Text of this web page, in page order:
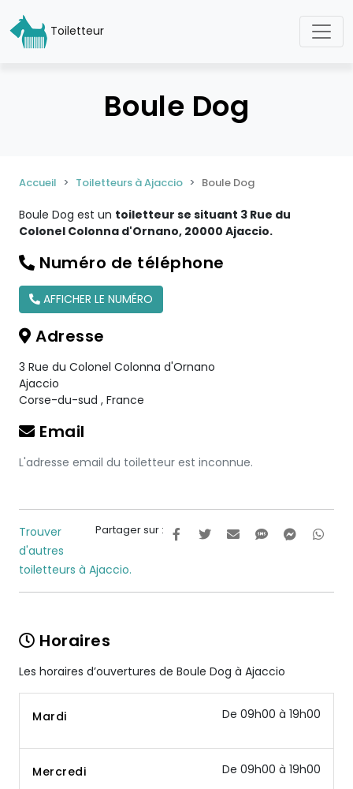
Toiletteur
Boule Dog
Accueil Toiletteurs à Ajaccio Boule Dog
Boule Dog est un toiletteur se situant 3 Rue du
Colonel Colonna d'Ornano, 20000 Ajaccio.
Numéro de téléphone
AFFICHER LE NUMÉRO
Adresse
3 Rue du Colonel Colonna d'Ornano
Ajaccio
Corse-du-sud , France
Email
L'adresse email du toiletteur est inconnue.
Partager sur :
Trouver
d'autres
toiletteurs à Ajaccio.
Horaires
Les horaires d’ouvertures de Boule Dog à Ajaccio
Mardi De 09h00 à 19h00
Mercredi De 09h00 à 19h00